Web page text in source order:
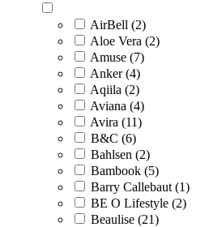
AirBell (2)
Aloe Vera (2)
Amuse (7)
Anker (4)
Aqiila (2)
Aviana (4)
Avira (11)
B&C (6)
Bahlsen (2)
Bambook (5)
Barry Callebaut (1)
BE O Lifestyle (2)
Beaulise (21)